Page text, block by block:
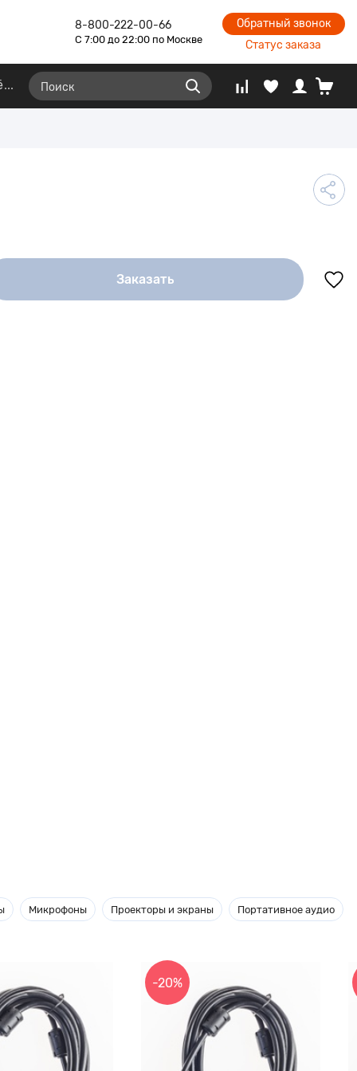
8-800-222-00-66
С 7:00 до 22:00 по Москве
Обратный звонок
Статус заказа
Заказать
Микрофоны Проекторы и экраны Портативное аудио
-20%